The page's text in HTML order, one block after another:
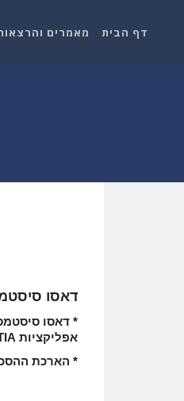
דף הבית מאמרים
דאסו
אפליקציות CATIA של דאסו סיסטמס.
* הארכת